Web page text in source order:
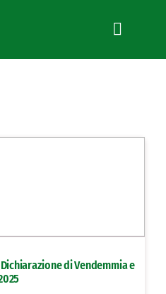
di Vendemmia e